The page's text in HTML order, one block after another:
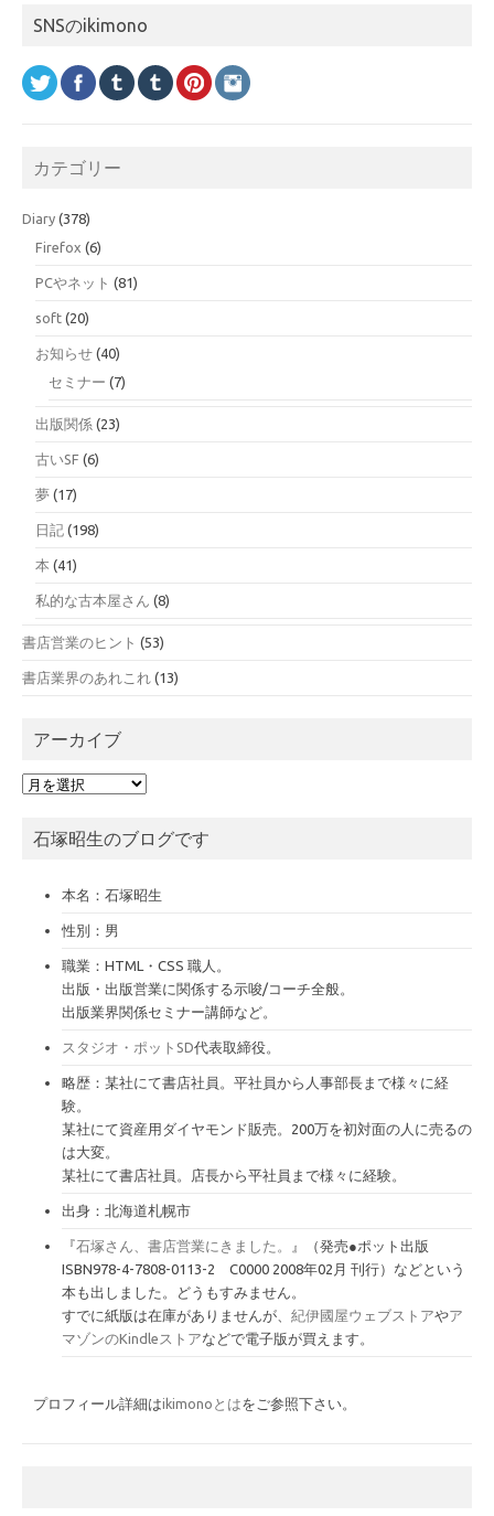
SNSのikimono
カテゴリー
Diary (378)
Firefox (6)
PCやネット (81)
soft (20)
お知らせ (40)
セミナー (7)
出版関係 (23)
古いSF (6)
夢 (17)
日記 (198)
本 (41)
私的な古本屋さん (8)
書店営業のヒント (53)
書店業界のあれこれ (13)
アーカイブ
ア
イ石塚昭生のブログです
本名：石塚昭生
性別：男
職業：HTML・CSS 職人。
出版・出版営業に関係する示唆/コーチ全般。
出版業界関係セミナー講師など。
スタジオ・ポットSD代表取締役。
略歴：某社にて書店社員。平社員から人事部長まで様々に経
験。
某社にて資産用ダイヤモンド販売。200万を初対面の人に売るの
は大変。
某社にて書店社員。店長から平社員まで様々に経験。
出身：北海道札幌市
『石塚さん、書店営業にきました。
』（発売●ポット出版
ISBN978-4-7808-0113-2 C0000 2008年02月 刊行）などという
本も出しました。どうもすみません。
すでに紙版は在庫がありませんが、 紀伊國屋ウェブストアやア
マゾンのKindleストアなどで電子版が買えます。
プロフィール詳細はikimonoとはをご参照下さい。